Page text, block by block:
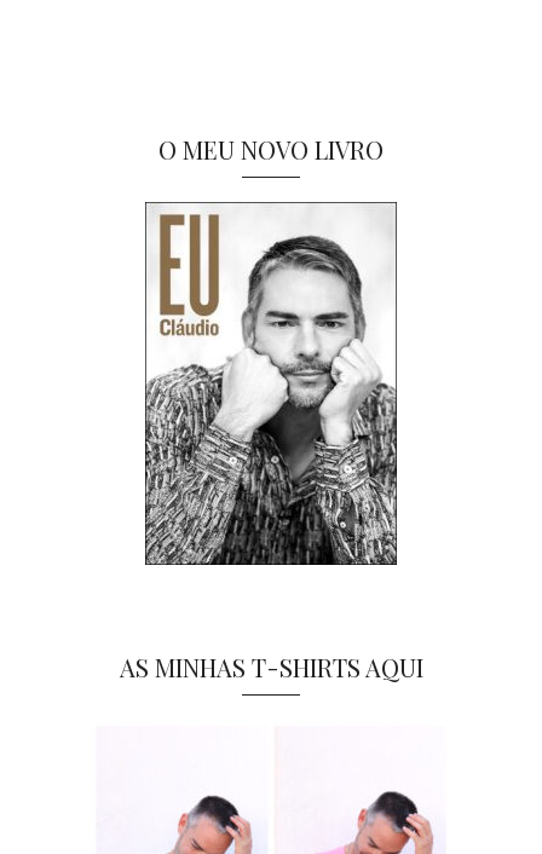
O MEU NOVO LIVRO
AS MINHAS T-SHIRTS AQUI